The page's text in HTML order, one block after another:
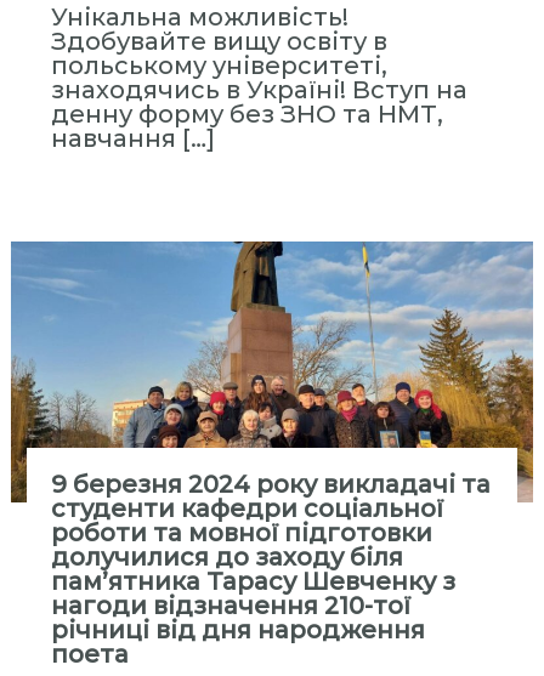
Унікальна можливість!
Здобувайте вищу освіту в
польському університеті,
знаходячись в Україні! Вступ на
денну форму без ЗНО та НМТ,
навчання […]
9 березня 2024 року викладачі та
студенти кафедри соціальної
роботи та мовної підготовки
долучилися до заходу біля
пам’ятника Тарасу Шевченку з
нагоди відзначення 210-тої
річниці від дня народження
поета